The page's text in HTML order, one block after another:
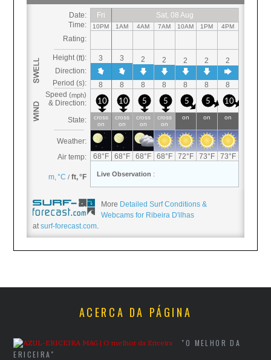
More Detailed Surf Conditions &
Webcams for Ribeira D'ilhas
atsurf-forecast.com.
ACERCA DA PÁGINA
"O MELHOR DA
ERICEIRA"